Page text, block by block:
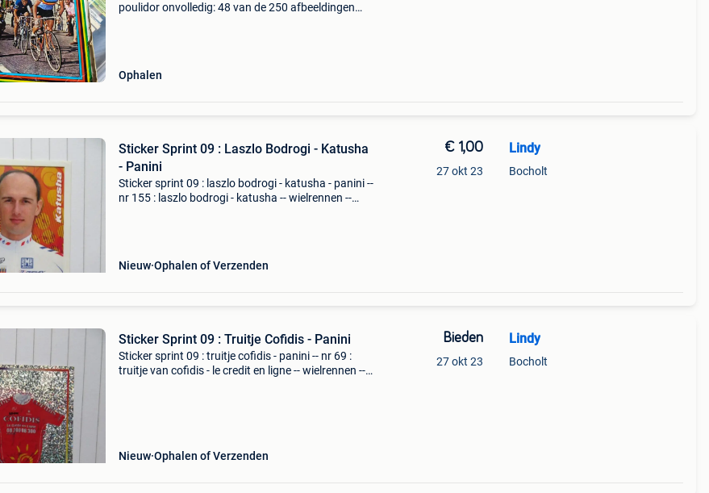
poulidor onvolledig: 48 van de 250 afbeeldingen
Ophalen
Sticker Sprint 09 : Laszlo Bodrogi - Katusha
- Panini
Sticker sprint 09 : laszlo bodrogi - katusha - panini --
nr 155 : laszlo bodrogi - katusha -- wielrennen --
Nieuw Ophalen of Verzenden
€ 1,00
27 okt 23
Lindy
Bocholt
Sticker Sprint 09 : Truitje Cofidis - Panini
Sticker sprint 09 : truitje cofidis - panini -- nr 69 :
truitje van cofidis - le credit en ligne -- wielrennen --
Nieuw Ophalen of Verzenden
Bieden
27 okt 23
Lindy
Bocholt